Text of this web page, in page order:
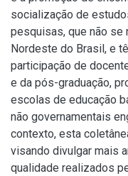
socialização de
pesquisas, que não se
Nordeste do Brasil, e
participação de
e da pós-graduação,
escolas de educação
não governamentais
contexto, esta
visando divulgar mais
qualidade realizados